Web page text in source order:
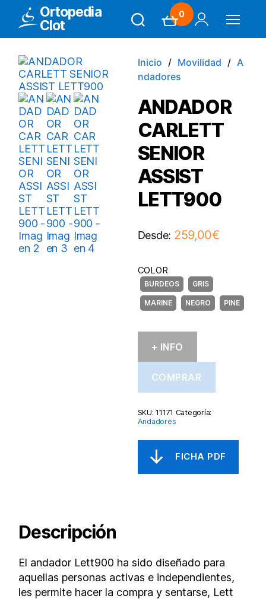
Ortopedia
Clot
0
Inicio Movilidad
A
ndadores
ANDADOR
CARLETT
SENIOR
ASSIST
LETT900
Desde: 259,00€
COLOR
+ INFO
COMPRAR
SKU:11171 Categoría:
Andadores
Descripción
El andador Lett900 ha sido diseñado para
aquellas personas activas e independientes,
les permite hacer la compra y sentarse, Lett